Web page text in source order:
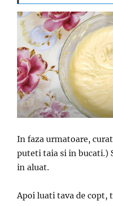
In faza urmatoare,
puteti taia si in bucati.)
in aluat.
Apoi luati tava de copt,